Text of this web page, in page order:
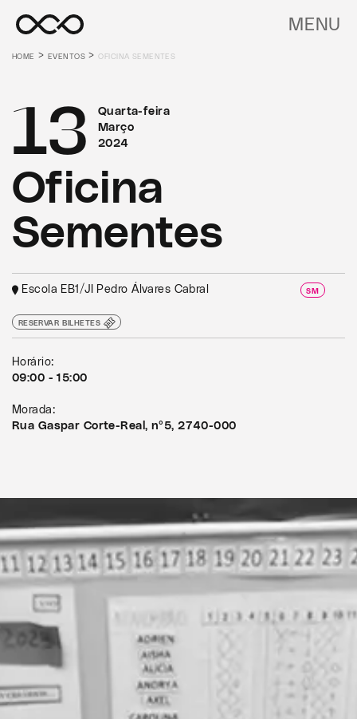
MENU
HOME >EVENTOS >OFICINA SEMENTES
Quarta-feira
Março
2024
13
Oficina
Sementes
Escola EB1/JI Pedro Álvares Cabral SM
RESERVAR BILHETES
Horário:
09:00 - 15:00
Morada:
Rua Gaspar Corte-Real, nº5, 2740-000